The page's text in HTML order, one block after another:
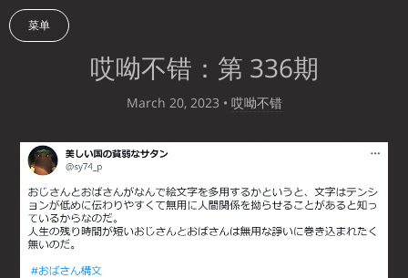
菜单
哎呦不错：第 336期
March 20, 2023 • 哎呦不错